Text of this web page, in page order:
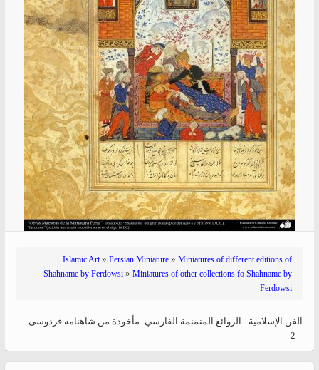
Islamic Art» Persian Miniature » Miniatures of different editions of
Shahname by Ferdowsi » Miniatures of other collections fo Shahname by
Ferdowsi
الفن الإسلامية - الروائع المنمنمة الفارسي- مأخوذة من شاهنامه فردوسی
– 2